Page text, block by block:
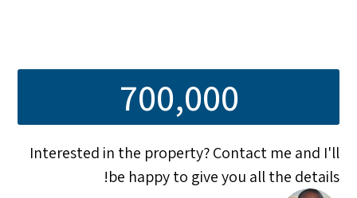
700,000
Interested in the property? Contact me and I'll
be happy to give you all the details!